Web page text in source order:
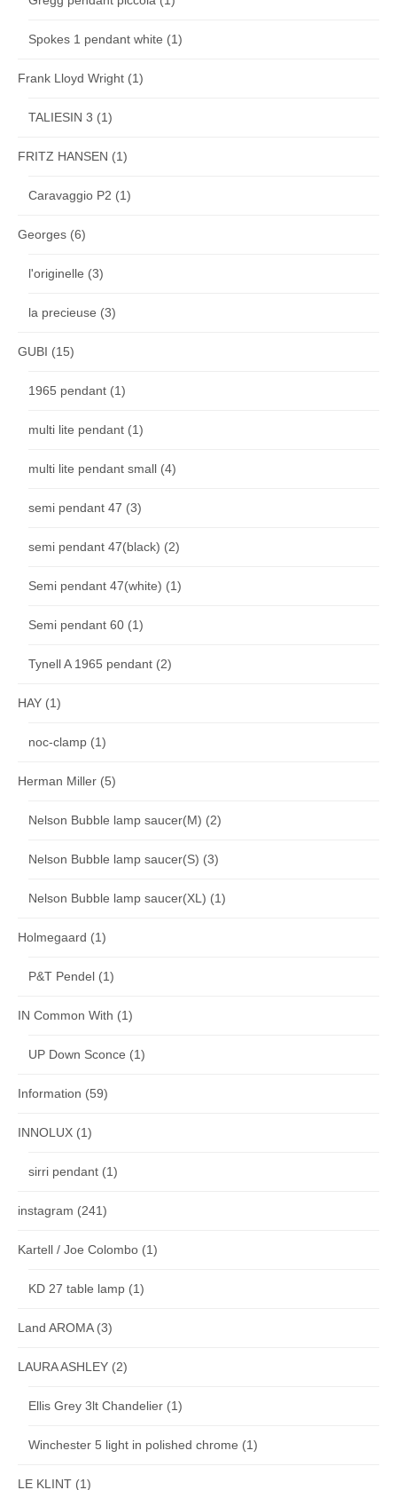
Spokes 1 pendant white (1)
Frank Lloyd Wright (1)
TALIESIN 3 (1)
FRITZ HANSEN (1)
Caravaggio P2 (1)
Georges (6)
l'originelle (3)
la precieuse (3)
GUBI (15)
1965 pendant (1)
multi lite pendant (1)
multi lite pendant small (4)
semi pendant 47 (3)
semi pendant 47(black) (2)
Semi pendant 47(white) (1)
Semi pendant 60 (1)
Tynell A 1965 pendant (2)
HAY (1)
noc-clamp (1)
Herman Miller (5)
Nelson Bubble lamp saucer(M) (2)
Nelson Bubble lamp saucer(S) (3)
Nelson Bubble lamp saucer(XL) (1)
Holmegaard (1)
P&T Pendel (1)
IN Common With (1)
UP Down Sconce (1)
Information (59)
INNOLUX (1)
sirri pendant (1)
instagram (241)
Kartell / Joe Colombo (1)
KD 27 table lamp (1)
Land AROMA(3)
LAURA ASHLEY (2)
Ellis Grey 3lt Chandelier (1)
Winchester 5 light in polished chrome (1)
LE KLINT (1)